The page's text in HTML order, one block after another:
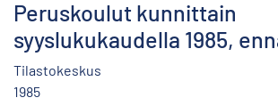
Peruskoulut kunnittain
syyslukukaudella 1985,
Tilastokeskus
1985